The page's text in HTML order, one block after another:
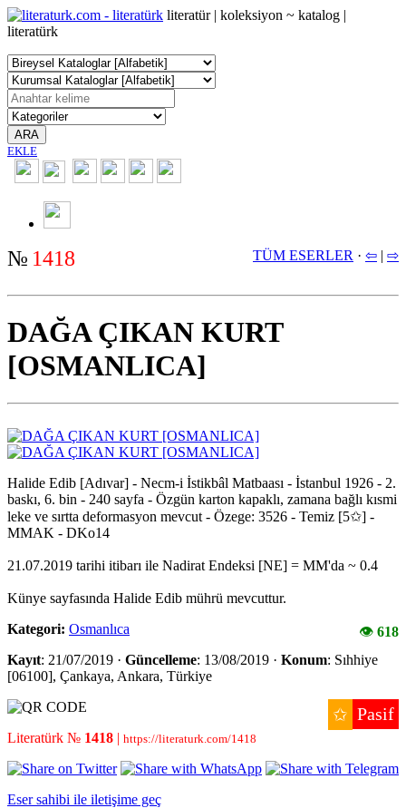
literatür | koleksiyon ~ katalog |
literatürk
ARA
EKLE
№ 1418 TÜM ESERLER · ⇦ | ⇨
DAĞA ÇIKAN KURT
[OSMANLICA]
Halide Edib [Adıvar] - Necm-i İstikbâl Matbaası - İstanbul 1926 - 2.
baskı, 6. bin - 240 sayfa - Özgün karton kapaklı, zamana bağlı kısmi
leke ve sırtta deformasyon mevcut - Özege: 3526 - Temiz [5✩] -
MMAK - DKo14
21.07.2019 tarihi itibarı ile Nadirat Endeksi [NE] = MM'da ~ 0.4
Künye sayfasında Halide Edib mührü mevcuttur.
Kategori: Osmanlıca 👁 618
Kayıt: 21/07/2019 · Güncelleme: 13/08/2019 · Konum: Sıhhiye
[06100], Çankaya, Ankara, Türkiye
Pasif
✩
Literatürk № 1418 | https://literaturk.com/1418
Eser sahibi ile iletişime geç